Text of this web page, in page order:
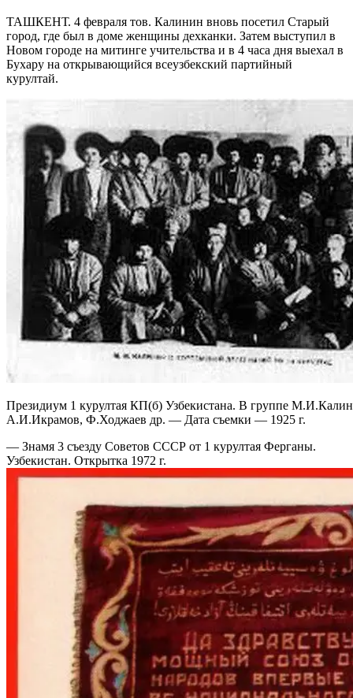
ТАШКЕНТ. 4 февраля тов. Калинин вновь посетил Старый
город, где был в доме женщины дехканки. Затем выступил в
Новом городе на митинге учительства и в 4 часа дня выехал в
Бухару на открывающийся всеузбекский партийный
курултай.
Президиум 1 курултая КП(б) Узбекистана. В группе
А.И.Икрамов, Ф.Ходжаев др. — Дата съемки — 1925 г.
— Знамя 3 съезду Советов СССР от 1 курултая Ферганы.
Узбекистан. Открытка 1972 г.